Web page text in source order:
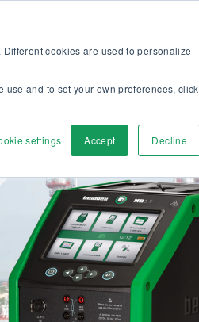
cookies are used to personalize
use and to set your own preferences, click
settings Accept Decline
Tutustu